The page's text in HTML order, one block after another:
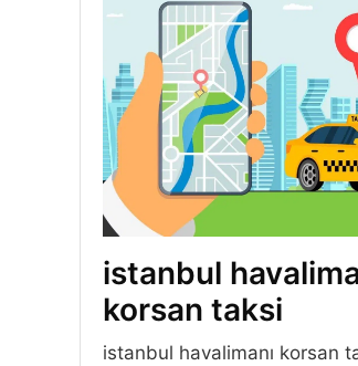
istanbul
korsan taksi
istanbul havalimanı korsan